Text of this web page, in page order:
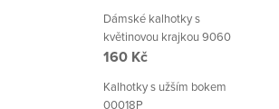
Dámské kalhotky s
květinovou krajkou 9060
160 Kč
Kalhotky s užším bokem
00018P